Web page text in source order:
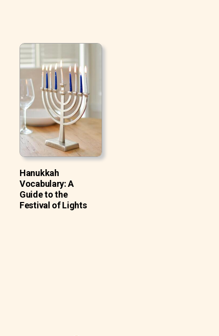
Hanukkah
Vocabulary: A
Guide to the
Festival of Lights